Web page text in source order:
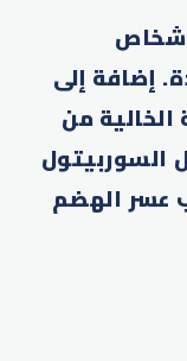
إضافة إلى
من
السوربيتول
عسر الهضم